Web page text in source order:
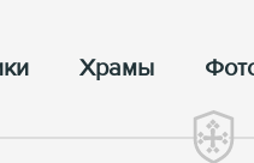
Храмы